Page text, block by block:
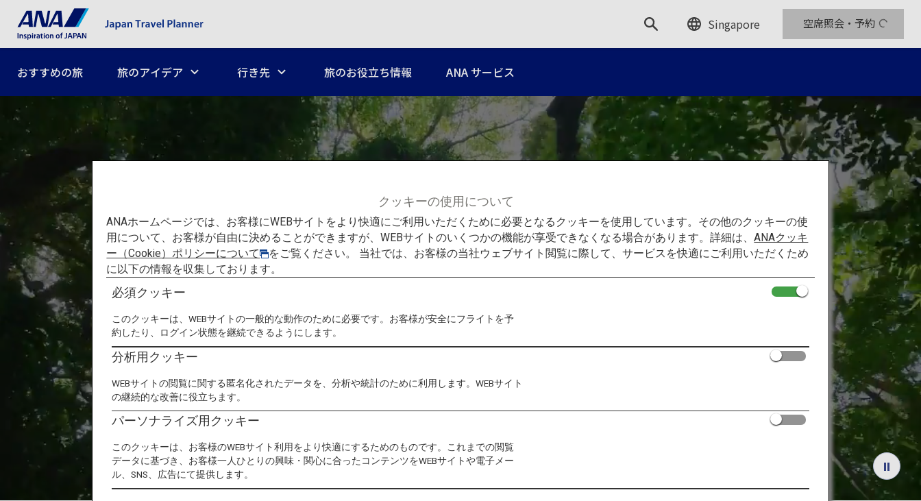
Singapore 空席照会・予約
おすすめの旅 旅のアイデア 行き先 旅のお役立ち情報 ANA サービス
横須賀の魅力を探る1日旅
見つける、つなげる、感じる。
新しい横須賀。
クッキーの使用について
ANAホームページでは、お客様にWEBサイトをより快適にご利用いただくために必要となるクッキーを使用しています。その他のクッキーの使
用について、お客様が自由に決めることができますが、WEBサイトのいくつかの機能が享受できなくなる場合があります。詳細は、ANAクッキ
ー（Cookie）ポリシーについて
をご覧ください。 当社では、お客様の当社ウェブサイト閲覧に際して、サービスを快適にご利用いただくため
に以下の情報を収集しております。
必須クッキー
このクッキーは、WEBサイトの一般的な動作のために必要です。お客様が安全にフライトを予
約したり、ログイン状態を継続できるようにします。
分析用クッキー
WEBサイトの閲覧に関する匿名化されたデータを、分析や統計のために利用します。WEBサイト
の継続的な改善に役立ちます。
パーソナライズ用クッキー
このクッキーは、お客様のWEBサイト利用をより快適にするためのものです。これまでの閲覧
データに基づき、お客様一人ひとりの興味・関心に合ったコンテンツをWEBサイトや電子メー
ル、SNS、広告にて提供します。